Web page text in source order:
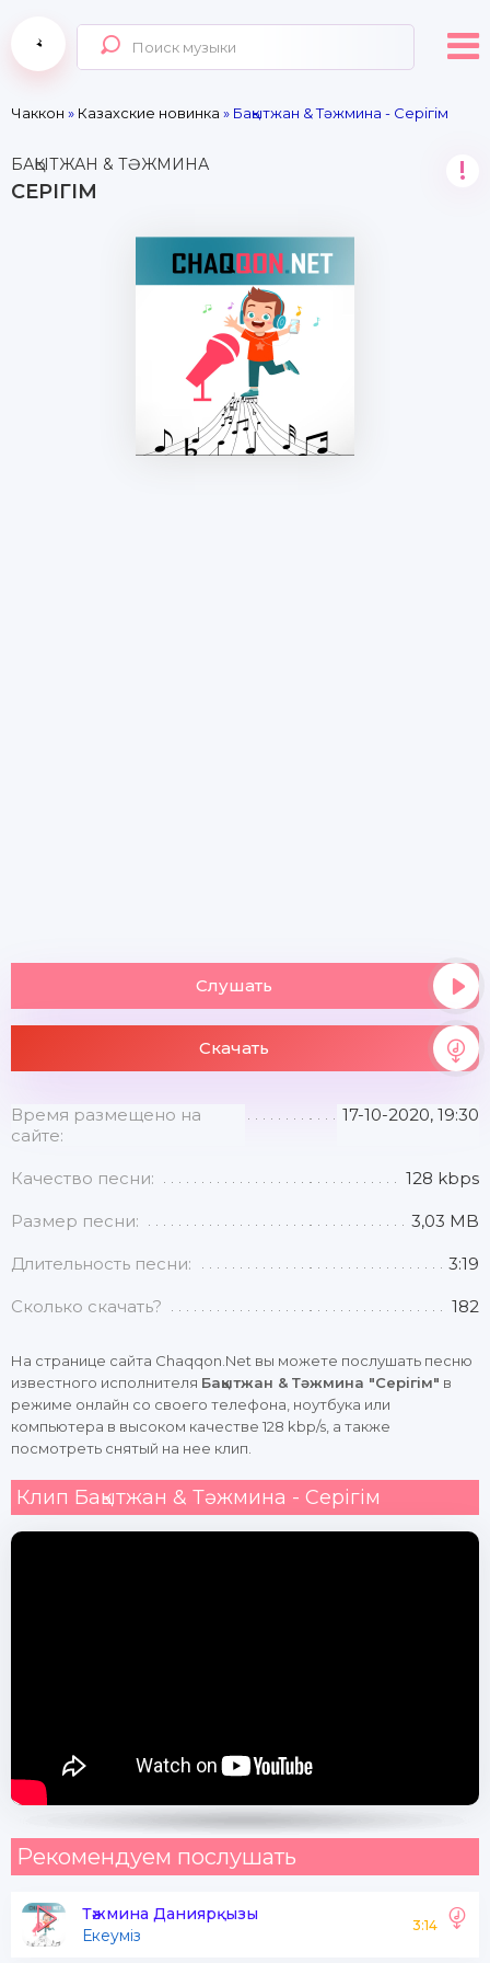
Чаккон » Казахские новинка » Бақытжан & Тәжмина - Серігім
БАҚЫТЖАН & ТӘЖМИНА
СЕРІГІМ
!
Слушать
Скачать
Время размещено на
сайте:
17-10-2020, 19:30
Качество песни: 128 kbps
Размер песни: 3,03 MB
Длительность песни: 3:19
Сколько скачать? 182
На странице сайта Chaqqon.Net вы можете послушать песню
известного исполнителя Бақытжан & Тәжмина "Серігім" в
режиме онлайн со своего телефона, ноутбука или
компьютера в высоком качестве 128 kbp/s, а также
посмотреть снятый на нее клип.
Клип Бақытжан & Тәжмина - Серігім
Рекомендуем послушать
Тәжмина Даниярқызы
Екеуміз
3:14